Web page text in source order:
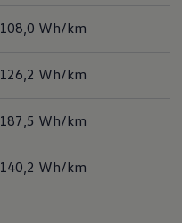
108,0 Wh/km
126,2 Wh/km
187,5 Wh/km
140,2 Wh/km